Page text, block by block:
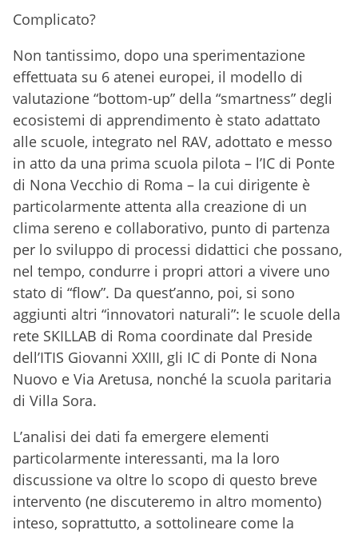
Complicato?
Non tantissimo, dopo una sperimentazione
effettuata su 6 atenei europei, il modello di
valutazione “bottom-up” della “smartness” degli
ecosistemi di apprendimento è stato adattato
alle scuole, integrato nel RAV, adottato e messo
in atto da una prima scuola pilota – l’IC di Ponte
di Nona Vecchio di Roma – la cui dirigente è
particolarmente attenta alla creazione di un
clima sereno e collaborativo, punto di partenza
per lo sviluppo di processi didattici che possano,
nel tempo, condurre i propri attori a vivere uno
stato di “flow”. Da quest’anno, poi, si sono
aggiunti altri “innovatori naturali”: le scuole della
rete SKILLAB di Roma coordinate dal Preside
dell’ITIS Giovanni XXIII, gli IC di Ponte di Nona
Nuovo e Via Aretusa, nonché la scuola paritaria
di Villa Sora.
L’analisi dei dati fa emergere elementi
particolarmente interessanti, ma la loro
discussione va oltre lo scopo di questo breve
intervento (ne discuteremo in altro momento)
inteso, soprattutto, a sottolineare come la